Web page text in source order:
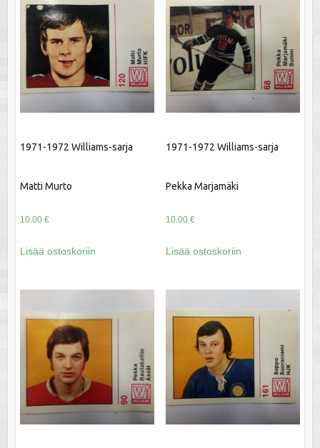
1971-1972 Williams-sarja
Matti Murto
10.00 €
Lisää ostoskoriin
1971-1972 Williams-sarja
Pekka Marjamäki
10.00 €
Lisää ostoskoriin